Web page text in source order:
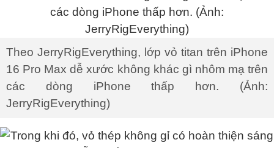
Theo JerryRigEverything, lớp vỏ titan trên iPhone
16 Pro Max dễ xước không khác gì nhôm mạ trên
các dòng iPhone thấp hơn. (Ảnh:
JerryRigEverything)